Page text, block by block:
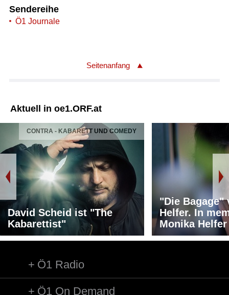
Sendereihe
Ö1 Journale
Seitenanfang
Aktuell in oe1.ORF.at
CONTRA - KABARETT UND COMEDY
David Scheid ist "The
Kabarettist"
"Die Bagage"
Helfer. In
Monika Helfer
Ö1 Radio
Ö1 On Demand